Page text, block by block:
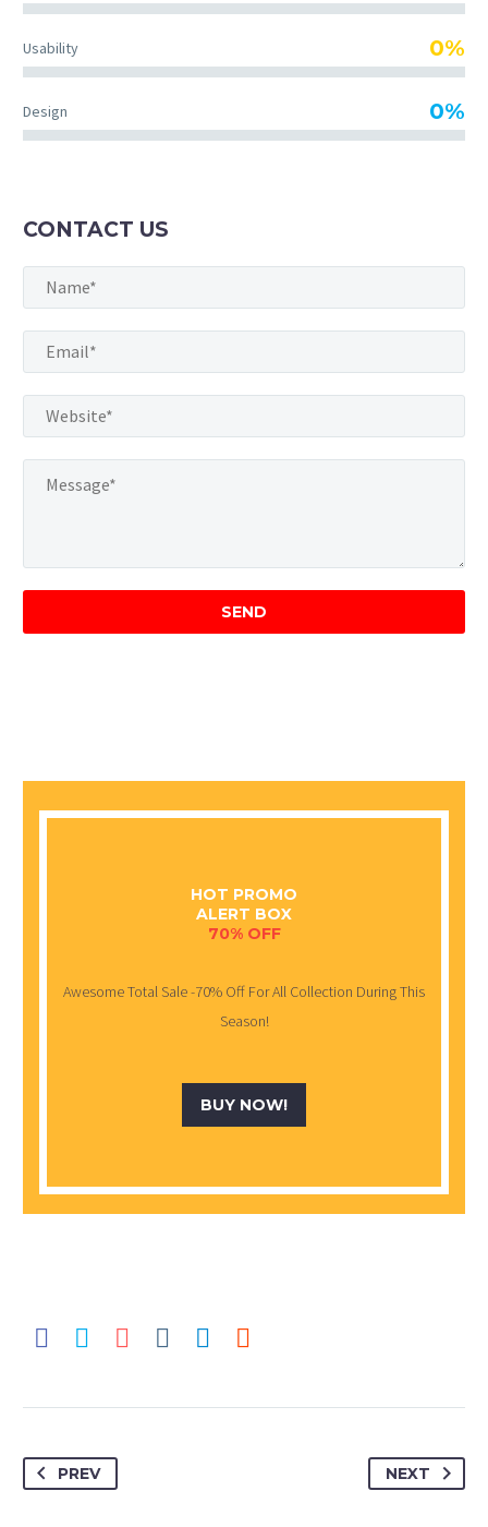
Usability 0%
Design 0%
CONTACT US
HOT PROMO
ALERT BOX
70% OFF
Awesome Total Sale -70% Off For All Collection During This
Season!
BUY NOW!
PREV NEXT